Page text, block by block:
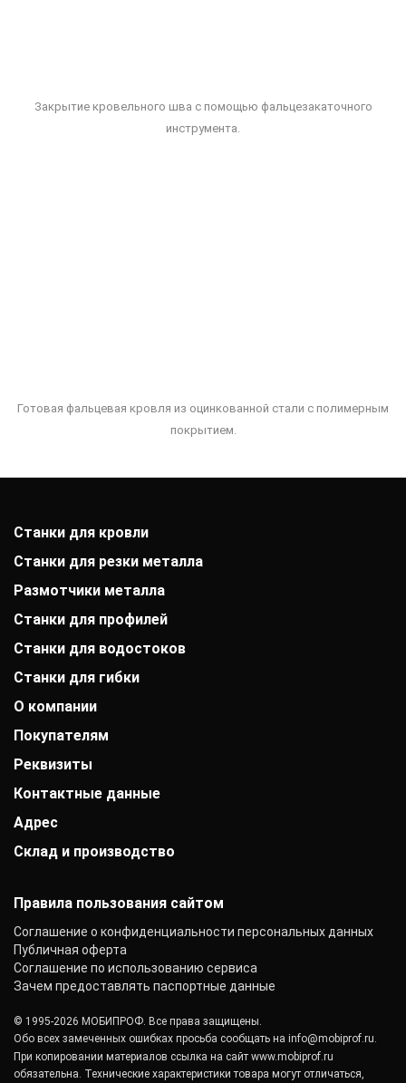
Закрытие кровельного шва с помощью фальцезакаточного
инструмента.
Готовая фальцевая кровля из оцинкованной стали с полимерным
покрытием.
Станки для кровли
Станки для резки металла
Размотчики металла
Станки для профилей
Станки для водостоков
Станки для гибки
О компании
История компании
Выставки
Заказчики
Вакансии
Контакты
Покупателям
Оплата
Гарантии
Акции
Статьи
Реквизиты
АО «Райффайзенбанк»
Р/с: 40702810000000001118
К/с: 30101810200000000700
ОКПО: 40276717
Контактные данные
+7 (800) 333-41-10
График работы:
Адрес
РК. г. Алматы, ул. Латифа Хамиди, д. 125
Склад и производство
Правила пользования сайтом
Соглашение о конфиденциальности персональных данных
Публичная оферта
Соглашение по использованию сервиса
Зачем предоставлять паспортные данные
© 1995-2026 МОБИПРОФ. Все права защищены.
Обо всех замеченных ошибках просьба сообщать на info@mobiprof.ru
При копировании материалов ссылка на сайт www.mobiprof.ru
обязательна. Технические характеристики товара могут отличаться,